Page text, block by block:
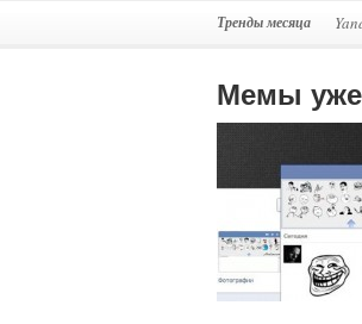
Тренды месяца
Мемы уже